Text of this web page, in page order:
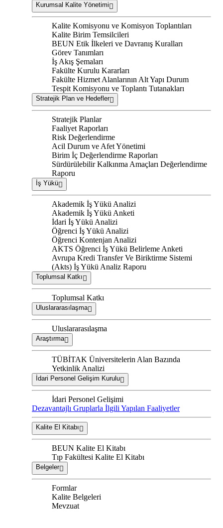
Kurumsal Kalite Yönetimi
Kalite Komisyonu ve Komisyon Toplantıları
Kalite Birim Temsilcileri
BEUN Etik İlkeleri ve Davranış Kuralları
Görev Tanımları
İş Akış Şemaları
Fakülte Kurulu Kararları
Fakülte Hizmet Alanlarının Alt Yapı Durum
Tespit Komisyonu ve Toplantı Tutanakları
Stratejik Plan ve Hedefler
Stratejik Planlar
Faaliyet Raporları
Risk Değerlendirme
Acil Durum ve Afet Yönetimi
Birim İç Değerlendirme Raporları
Sürdürülebilir Kalkınma Amaçları Değerlendirme
Raporu
İş Yükü
Akademik İş Yükü Analizi
Akademik İş Yükü Anketi
İdari İş Yükü Analizi
Öğrenci İş Yükü Analizi
Öğrenci Kontenjan Analizi
AKTS Öğrenci İş Yükü Belirleme Anketi
Avrupa Kredi Transfer Ve Biriktirme Sistemi
(Akts) İş Yükü Analiz Raporu
Toplumsal Katkı
Toplumsal Katkı
Uluslararasılaşma
Uluslararasılaşma
Araştırma
TÜBİTAK Üniversitelerin Alan Bazında
Yetkinlik Analizi
İdari Personel Gelişim Kurulu
İdari Personel Gelişimi
Dezavantajlı Gruplarla İlgili Yapılan Faaliyetler
Kalite El Kitabı
BEUN Kalite El Kitabı
Tıp Fakültesi Kalite El Kitabı
Belgeler
Formlar
Kalite Belgeleri
Mevzuat